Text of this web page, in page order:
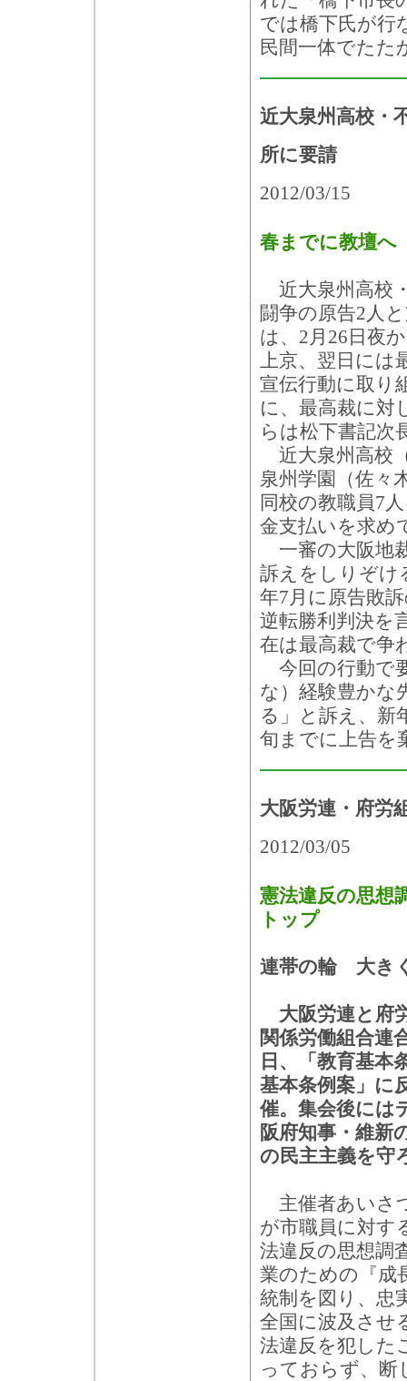
では橋下氏が行
民間一体でたた
近大泉州高校・
所に要請
2012/03/15
春までに教壇へ
近大泉州高校
闘争の原告2人
は、2月26日夜
上京、翌日には
宣伝行動に取り
に、最高裁に対
らは松下書記次
近大泉州高校
泉州学園（佐々
同校の教職員7
金支払いを求め
一審の大阪地
訴えをしりぞけ
年7月に原告敗
逆転勝利判決を
在は最高裁で争
今回の行動で
な）経験豊かな
る」と訴え、新
旬までに上告を
大阪労連・府労
2012/03/05
憲法違反の思想
トップ
連帯の輪 大き
大阪労連と府
関係労働組合連
日、「教育基本
基本条例案」に
催。集会後には
阪府知事・維新
の民主主義を守
主催者あいさ
が市職員に対す
法違反の思想調
業のための『成
統制を図り、忠
全国に波及させ
法違反を犯した
っておらず、